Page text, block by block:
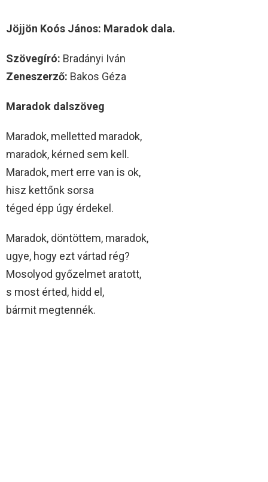
Jöjjön Koós János: Maradok dala.
Szövegíró: Bradányi Iván
Zeneszerző: Bakos Géza
Maradok dalszöveg
Maradok, melletted maradok,
maradok, kérned sem kell.
Maradok, mert erre van is ok,
hisz kettőnk sorsa
téged épp úgy érdekel.
Maradok, döntöttem, maradok,
ugye, hogy ezt vártad rég?
Mosolyod győzelmet aratott,
s most érted, hidd el,
bármit megtennék.